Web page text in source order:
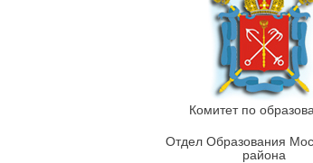
Комитет по
Отдел Образования
района